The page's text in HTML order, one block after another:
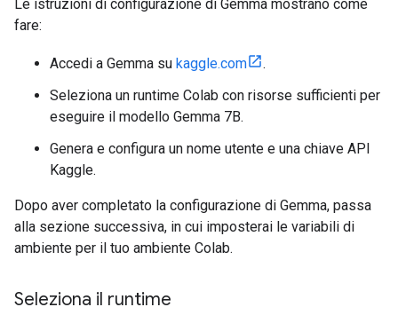
Le istruzioni di configurazione di Gemma mostrano come
fare:
Accedi a Gemma su kaggle.com
.
Seleziona un runtime Colab con risorse sufficienti per
eseguire il modello Gemma 7B.
Genera e configura un nome utente e una chiave API
Kaggle.
Dopo aver completato la configurazione di Gemma, passa
alla sezione successiva, in cui imposterai le variabili di
ambiente per il tuo ambiente Colab.
Seleziona il runtime